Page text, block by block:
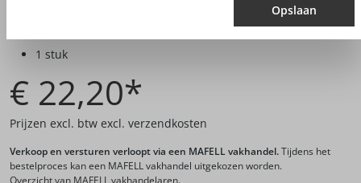
1 stuk
€ 22,20*
Prijzen excl. btw excl. verzendkosten
Verkoop en versturen verloopt via een MAFELL vakhandel.Tijdens het
bestelproces kan een MAFELL vakhandel uitgekozen worden.
Opslaan